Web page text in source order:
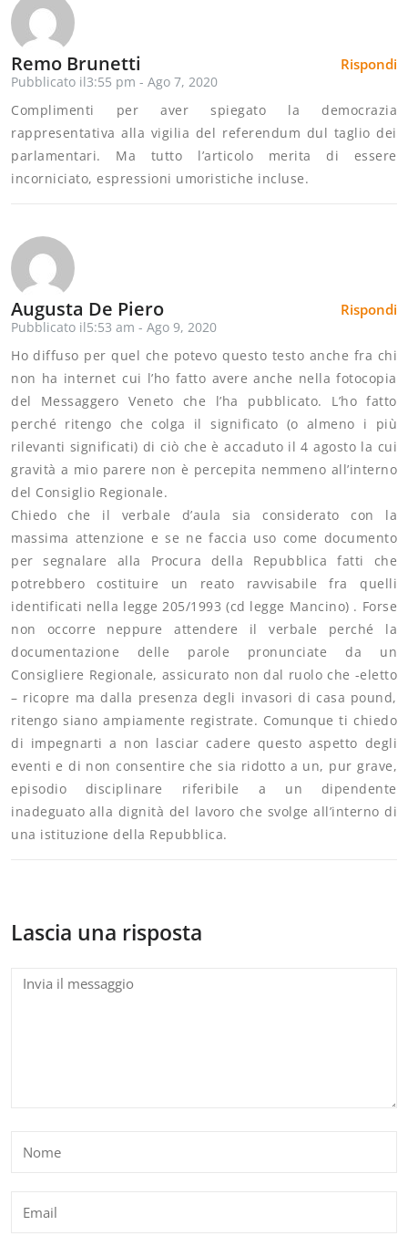
Rispondi
Remo Brunetti
Pubblicato il3:55 pm - Ago 7, 2020
Complimenti per aver spiegato la democrazia
rappresentativa alla vigilia del referendum dul taglio dei
parlamentari. Ma tutto l’articolo merita di essere
incorniciato, espressioni umoristiche incluse.
Rispondi
Augusta De Piero
Pubblicato il5:53 am - Ago 9, 2020
Ho diffuso per quel che potevo questo testo anche fra chi
non ha internet cui l’ho fatto avere anche nella fotocopia
del Messaggero Veneto che l’ha pubblicato. L’ho fatto
perché ritengo che colga il significato (o almeno i più
rilevanti significati) di ciò che è accaduto il 4 agosto la cui
gravità a mio parere non è percepita nemmeno all’interno
del Consiglio Regionale.
Chiedo che il verbale d’aula sia considerato con la
massima attenzione e se ne faccia uso come documento
per segnalare alla Procura della Repubblica fatti che
potrebbero costituire un reato ravvisabile fra quelli
identificati nella legge 205/1993 (cd legge Mancino) . Forse
non occorre neppure attendere il verbale perché la
documentazione delle parole pronunciate da un
Consigliere Regionale, assicurato non dal ruolo che -eletto
– ricopre ma dalla presenza degli invasori di casa pound,
ritengo siano ampiamente registrate. Comunque ti chiedo
di impegnarti a non lasciar cadere questo aspetto degli
eventi e di non consentire che sia ridotto a un, pur grave,
episodio disciplinare riferibile a un dipendente
inadeguato alla dignità del lavoro che svolge all’interno di
una istituzione della Repubblica.
Lascia una risposta